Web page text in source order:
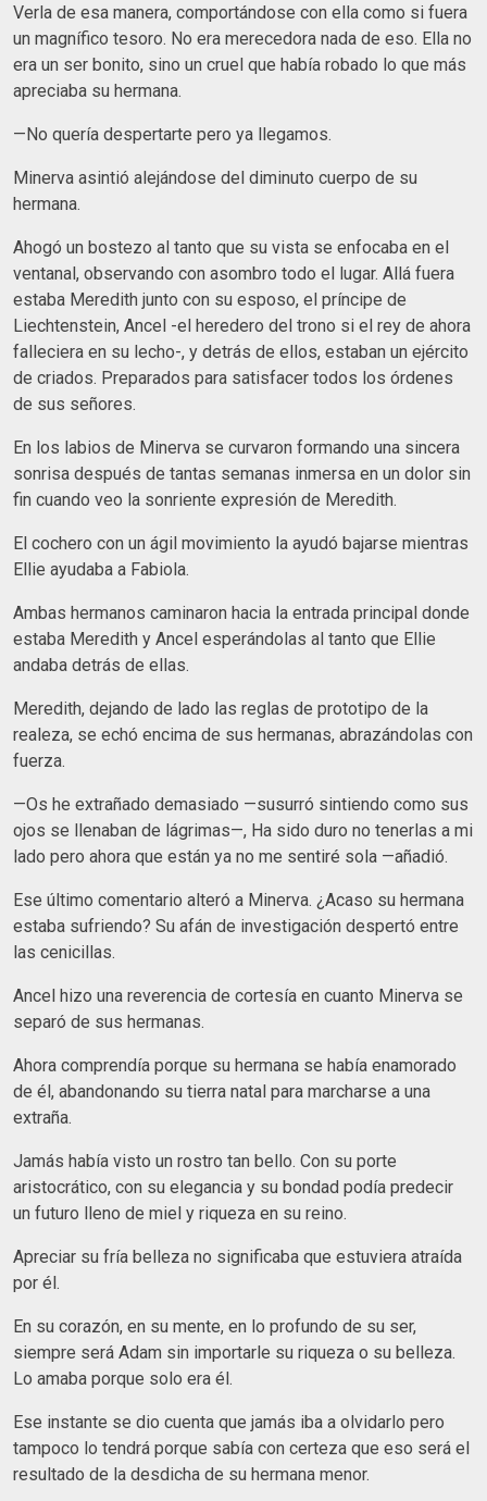
Verla de esa manera, comportándose con ella como si fuera
un magnífico tesoro. No era merecedora nada de eso. Ella no
era un ser bonito, sino un cruel que había robado lo que más
apreciaba su hermana.
—No quería despertarte pero ya llegamos.
Minerva asintió alejándose del diminuto cuerpo de su
hermana.
Ahogó un bostezo al tanto que su vista se enfocaba en el
ventanal, observando con asombro todo el lugar. Allá fuera
estaba Meredith junto con su esposo, el príncipe de
Liechtenstein, Ancel -el heredero del trono si el rey de ahora
falleciera en su lecho-, y detrás de ellos, estaban un ejército
de criados. Preparados para satisfacer todos los órdenes
de sus señores.
En los labios de Minerva se curvaron formando una sincera
sonrisa después de tantas semanas inmersa en un dolor sin
fin cuando veo la sonriente expresión de Meredith.
El cochero con un ágil movimiento la ayudó bajarse mientras
Ellie ayudaba a Fabiola.
Ambas hermanos caminaron hacia la entrada principal donde
estaba Meredith y Ancel esperándolas al tanto que Ellie
andaba detrás de ellas.
Meredith, dejando de lado las reglas de prototipo de la
realeza, se echó encima de sus hermanas, abrazándolas con
fuerza.
—Os he extrañado demasiado —susurró sintiendo como sus
ojos se llenaban de lágrimas—, Ha sido duro no tenerlas a mi
lado pero ahora que están ya no me sentiré sola —añadió.
Ese último comentario alteró a Minerva. ¿Acaso su hermana
estaba sufriendo? Su afán de investigación despertó entre
las cenicillas.
Ancel hizo una reverencia de cortesía en cuanto Minerva se
separó de sus hermanas.
Ahora comprendía porque su hermana se había enamorado
de él, abandonando su tierra natal para marcharse a una
extraña.
Jamás había visto un rostro tan bello. Con su porte
aristocrático, con su elegancia y su bondad podía predecir
un futuro lleno de miel y riqueza en su reino.
Apreciar su fría belleza no significaba que estuviera atraída
por él.
En su corazón, en su mente, en lo profundo de su ser,
siempre será Adam sin importarle su riqueza o su belleza.
Lo amaba porque solo era él.
Ese instante se dio cuenta que jamás iba a olvidarlo pero
tampoco lo tendrá porque sabía con certeza que eso será el
resultado de la desdicha de su hermana menor.